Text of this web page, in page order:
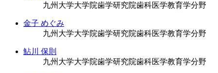
九州大学大学院歯学研究院歯科医学教育学分野
金子 めぐみ
九州大学大学院歯学研究院歯科医学教育学分野
鮎川 保則
九州大学大学院歯学研究院歯科医学教育学分野